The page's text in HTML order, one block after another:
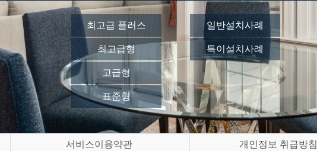
최고급 플러스
최고급형
고급형
표준형
일반설치사례
특이설치사례
서비스이용약관 개인정보 취급방침